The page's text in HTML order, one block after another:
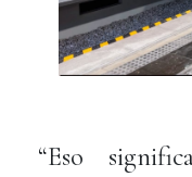
“Eso